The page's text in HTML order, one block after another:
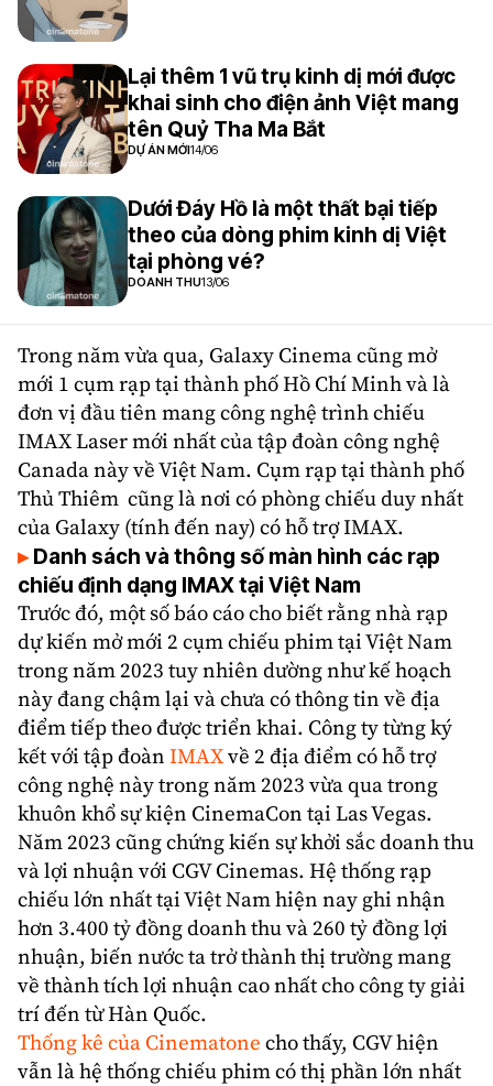
Lại thêm 1 vũ trụ kinh dị mới được
khai sinh cho điện ảnh Việt mang
tên Quỷ Tha Ma Bắt
DỰ ÁN MỚI14/06
Dưới Đáy Hồ là một thất bại tiếp
theo của dòng phim kinh dị Việt
tại phòng vé?
DOANH THU13/06
Trong năm vừa qua, Galaxy Cinema cũng mở
mới 1 cụm rạp tại thành phố Hồ Chí Minh và là
đơn vị đầu tiên mang công nghệ trình chiếu
IMAX Laser mới nhất của tập đoàn công nghệ
Canada này về Việt Nam. Cụm rạp tại thành phố
Thủ Thiêm cũng là nơi có phòng chiếu duy nhất
của Galaxy (tính đến nay) có hỗ trợ IMAX.
Danh sách và thông số màn hình các rạp
chiếu định dạng IMAX tại Việt Nam
Trước đó, một số báo cáo cho biết rằng nhà rạp
dự kiến mở mới 2 cụm chiếu phim tạiViệt Nam
trong năm 2023 tuy nhiên dường như kế hoạch
này đang chậm lại và chưa có thông tin về địa
điểm tiếp theo được triển khai. Công ty từng ký
kết với tập đoàn IMAXvề 2 địa điểm có hỗ trợ
công nghệ này trong năm 2023 vừa qua trong
khuôn khổ sự kiện CinemaCon tại Las Vegas.
Năm 2023 cũng chứng kiến sự khởi sắc doanh thu
và lợi nhuận với CGV Cinemas. Hệ thống rạp
chiếu lớn nhất tại Việt Nam hiện nay ghi nhận
hơn 3.400 tỷ đồng doanh thu và 260 tỷ đồng lợi
nhuận, biến nước ta trở thành thị trường mang
về thành tích lợi nhuận cao nhất cho công ty giải
trí đến từ Hàn Quốc.
Thống kê của Cinematone cho thấy, CGV hiện
vẫn là hệ thống chiếu phim có thị phần lớn nhất